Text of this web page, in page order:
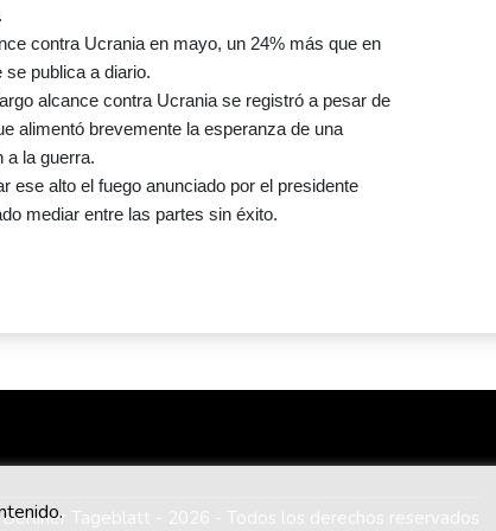
contra Ucrania en mayo, un 24% más que en
publica a diario.
alcance contra Ucrania se registró a pesar de
alimentó brevemente la esperanza de una
a la guerra.
ese alto el fuego anunciado por el presidente
mediar entre las partes sin éxito.
Tageblatt - 2026 - Todos los derechos reservados